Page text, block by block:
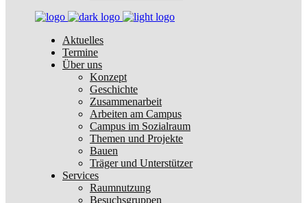
Aktuelles
Termine
Über uns
Konzept
Geschichte
Zusammenarbeit
Arbeiten am Campus
Campus im Sozialraum
Themen und Projekte
Bauen
Träger und Unterstützer
Services
Raumnutzung
Besuchsgruppen